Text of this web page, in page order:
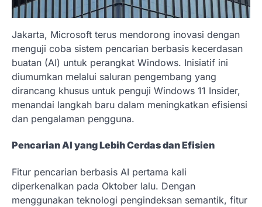
Jakarta, Microsoft terus mendorong inovasi dengan
menguji coba sistem pencarian berbasis kecerdasan
buatan (AI) untuk perangkat Windows. Inisiatif ini
diumumkan melalui saluran pengembang yang
dirancang khusus untuk penguji Windows 11 Insider,
menandai langkah baru dalam meningkatkan efisiensi
dan pengalaman pengguna.
Pencarian AI yang Lebih Cerdas dan Efisien
Fitur pencarian berbasis AI pertama kali
diperkenalkan pada Oktober lalu. Dengan
menggunakan teknologi pengindeksan semantik, fitur